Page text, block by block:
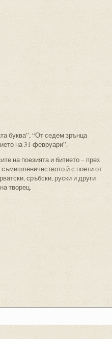
буква”, “От седем зрънца
на 31 февруари”.
на поезията и битието – през
й с поети от
сръбски, руски и други
творец.